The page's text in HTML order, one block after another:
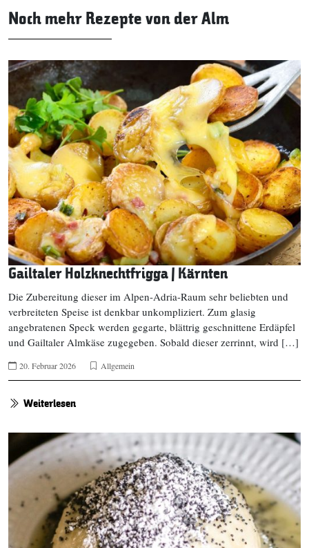
Noch mehr Rezepte von der Alm
Gailtaler Holzknechtfrigga | Kärnten
Die Zubereitung dieser im Alpen-Adria-Raum sehr beliebten und
verbreiteten Speise ist denkbar unkompliziert. Zum glasig
angebratenen Speck werden gegarte, blättrig geschnittene Erdäpfel
und Gailtaler Almkäse zugegeben. Sobald dieser zerrinnt, wird […]
20. Februar 2026 Allgemein
Weiterlesen